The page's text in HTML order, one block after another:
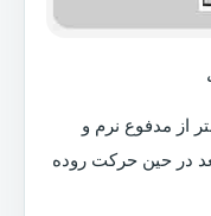
از مدفوع نرم و
در حین حرکت روده